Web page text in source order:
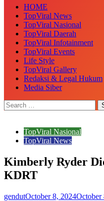
HOME
TopViral News
TopViral Nasional
TopViral Daerah
TopViral Infotainment
TopViral Events
Life Style
TopViral Gallery
Redaksi & Legal Hukum
Media Siber
TopViral Nasional
TopViral News
Kimberly Ryder
KDRT
gendutOctober 8, 2024October